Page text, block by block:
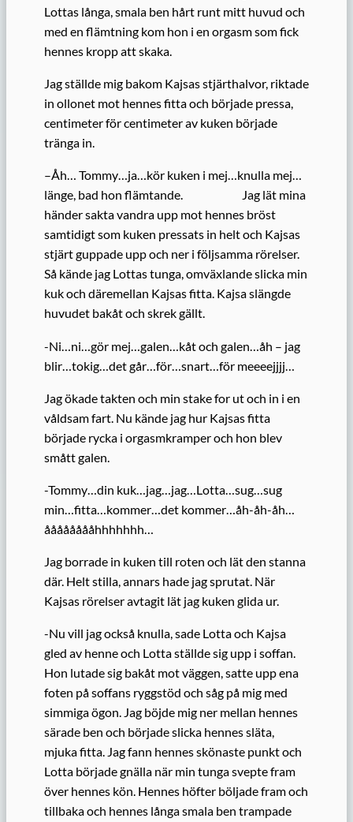
Lottas långa, smala ben hårt runt mitt huvud och
med en flämtning kom hon i en orgasm som fick
hennes kropp att skaka.
Jag ställde mig bakom Kajsas stjärthalvor, riktade
in ollonet mot hennes fitta och började pressa,
centimeter för centimeter av kuken började
tränga in.
–Åh… Tommy…ja…kör kuken i mej…knulla mej…
länge, bad hon flämtande. Jag lät mina
händer sakta vandra upp mot hennes bröst
samtidigt som kuken pressats in helt och Kajsas
stjärt guppade upp och ner i följsamma rörelser.
Så kände jag Lottas tunga, omväxlande slicka min
kuk och däremellan Kajsas fitta. Kajsa slängde
huvudet bakåt och skrek gällt.
-Ni…ni…gör mej…galen…kåt och galen…åh – jag
blir…tokig…det går…för…snart…för meeeejjjj…
Jag ökade takten och min stake for ut och in i en
våldsam fart. Nu kände jag hur Kajsas fitta
började rycka i orgasmkramper och hon blev
smått galen.
-Tommy…din kuk…jag…jag…Lotta…sug…sug
min…fitta…kommer…det kommer…åh-åh-åh…
ååååååååhhhhhhh…
Jag borrade in kuken till roten och lät den stanna
där. Helt stilla, annars hade jag sprutat. När
Kajsas rörelser avtagit lät jag kuken glida ur.
-Nu vill jag också knulla, sade Lotta och Kajsa
gled av henne och Lotta ställde sig upp i soffan.
Hon lutade sig bakåt mot väggen, satte upp ena
foten på soffans ryggstöd och såg på mig med
sim­miga ögon. Jag böjde mig ner mellan hennes
särade ben och började slicka hennes släta,
mjuka fitta. Jag fann hennes skönaste punkt och
Lotta började gnälla när min tunga svepte fram
över hennes kön. Hennes höfter böljade fram och
tillbaka och hennes långa smala ben trampade